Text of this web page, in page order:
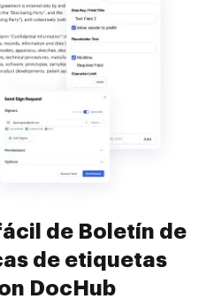
de Boletín de
de etiquetas
DocHub